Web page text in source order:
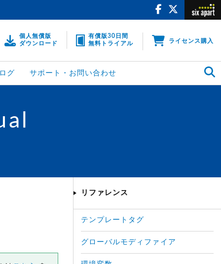
個人無償版
ダウンロード
有償版30日間
無料トライアル
ライセンス購入
グ サポート・お問い合わせ
リファレンス
テンプレートタグ
グローバルモディファイア